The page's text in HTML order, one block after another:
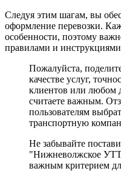
Следуя этим шагам, вы
оформление перевозки.
особенности, поэтому
правилами и
Пожалуйста,
качестве услуг,
клиентов или любом
считаете важным.
пользователям
транспортную
Не забывайте
"Нижневолжское
важным критерием